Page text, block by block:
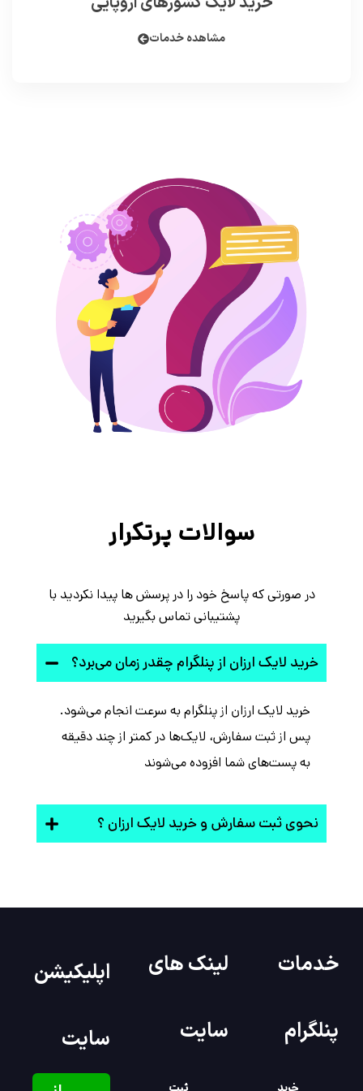
مشاهده خدمات
سوالات پرتکرار
در صورتی که پاسخ خود را در پرسش ها پیدا نکردید با
پشتیبانی تماس بگیرید
خرید لایک ارزان از پنلگرام چقدر زمان می‌برد؟
خرید لایک ارزان از پنلگرام به سرعت انجام می‌شود.
پس از ثبت سفارش، لایک‌ها در کمتر از چند دقیقه
به پست‌های شما افزوده می‌شوند
نحوی ثبت سفارش و خرید لایک ارزان ؟
خدمات
پنلگرام
لینک های
سایت
اپلیکیشن
سایت